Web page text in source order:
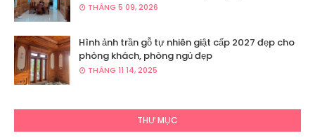
THÁNG 5 09, 2026
Hình ảnh trần gỗ tự nhiên giật cấp 2027 đẹp cho
phòng khách, phòng ngủ đẹp
THÁNG 11 14, 2025
THƯ MỤC